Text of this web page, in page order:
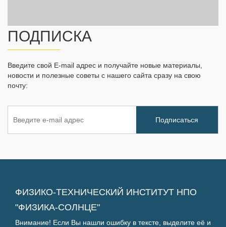
ПОДПИСКА
Введите свой E-mail адрес и получайте новые материалы,
новости и полезные советы с нашего сайта сразу на свою
почту:
ФИЗИКО-ТЕХНИЧЕСКИЙ ИНСТИТУТ НПО
"ФИЗИКА-СОЛНЦЕ"
Внимание! Если Вы нашли ошибку в тексте, выделите её и